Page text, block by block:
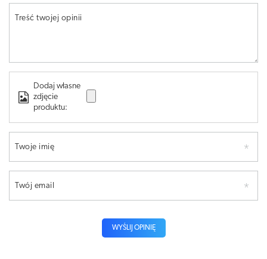
Treść twojej opinii
Dodaj własne
zdjęcie
produktu:
Twoje imię
Twój email
WYŚLIJ OPINIĘ